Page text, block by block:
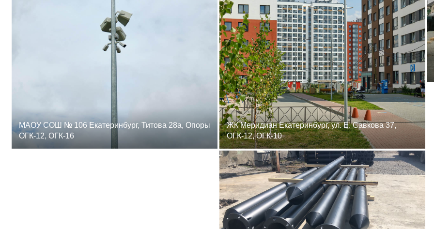
МАОУ СОШ № 106 Екатеринбург, Титова 28а, Опоры
ОГК-12, ОГК-16
ЖК Меридиан Екатеринбург, ул. Е. Савкова 37,
ОГК-12, ОГК-10